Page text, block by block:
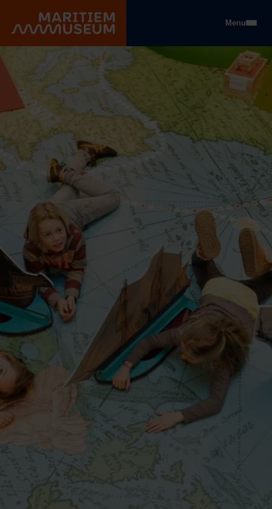
Gehe zum Hauptinhalt Menu